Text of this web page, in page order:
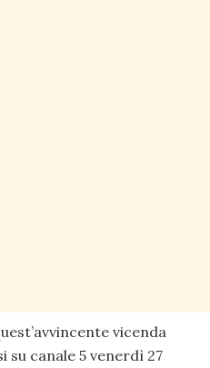
vicenda
canale 5 venerdì 27